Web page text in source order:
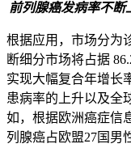
前列腺癌发病率不
根据应用，市场分为
断细分市场将占据
实现大幅复合年增长
患病率的上升以及全
如，根据欧洲癌症信
列腺癌占欧盟27国男